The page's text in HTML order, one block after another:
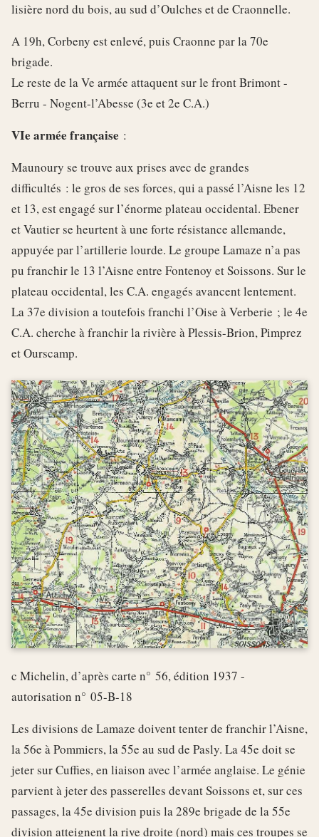
lisière nord du bois, au sud d’Oulches et de Craonnelle.
A 19h, Corbeny est enlevé, puis Craonne par la 70e
brigade.
Le reste de la Ve armée attaquent sur le front Brimont -
Berru - Nogent-l’Abesse (3e et 2e C.A.)
VIe armée française :
Maunoury se trouve aux prises avec de grandes
difficultés : le gros de ses forces, qui a passé l’Aisne les 12
et 13, est engagé sur l’énorme plateau occidental. Ebener
et Vautier se heurtent à une forte résistance allemande,
appuyée par l’artillerie lourde. Le groupe Lamaze n’a pas
pu franchir le 13 l’Aisne entre Fontenoy et Soissons. Sur le
plateau occidental, les C.A. engagés avancent lentement.
La 37e division a toutefois franchi l’Oise à Verberie ; le 4e
C.A. cherche à franchir la rivière à Plessis-Brion, Pimprez
et Ourscamp.
c Michelin, d’après carte n° 56, édition 1937 -
autorisation n° 05-B-18
Les divisions de Lamaze doivent tenter de franchir l’Aisne,
la 56e à Pommiers, la 55e au sud de Pasly. La 45e doit se
jeter sur Cuffies, en liaison avec l’armée anglaise. Le génie
parvient à jeter des passerelles devant Soissons et, sur ces
passages, la 45e division puis la 289e brigade de la 55e
division atteignent la rive droite (nord) mais ces troupes se